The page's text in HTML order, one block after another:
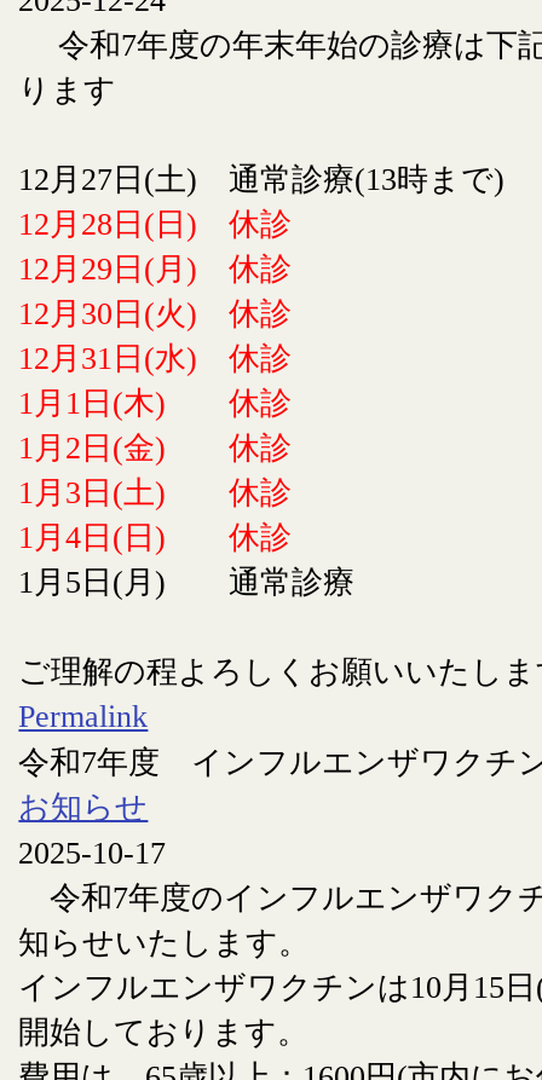
令和7年度の年末年始の診療は下
ります
12月27日(土) 通常診療(13時まで)
12月28日(日) 休診
12月29日(月) 休診
12月30日(火) 休診
12月31日(水) 休診
1月1日(木) 休診
1月2日(金) 休診
1月3日(土) 休診
1月4日(日) 休診
1月5日(月) 通常診療
ご理解の程よろしくお願いいたし
Permalink
令和7年度 インフルエンザワクチ
お知らせ
2025-10-17
令和7年度のインフルエンザワク
知らせいたします。
インフルエンザワクチンは10月15
開始しております。